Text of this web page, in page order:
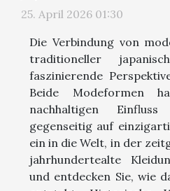
25. April 2026 01:30
Die Verbindung von
traditioneller
faszinierende
Beide Modeformen
nachhaltigen
gegenseitig auf
ein in die Welt, in der
jahrhundertealte
und entdecken Sie, wie